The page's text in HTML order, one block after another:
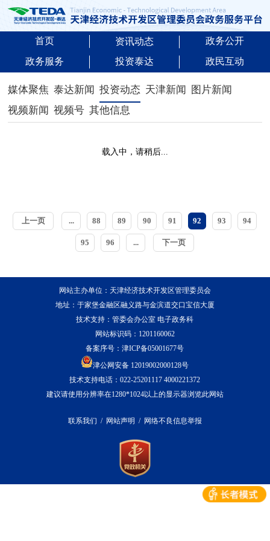
首页 资讯动态
政务公开
政务服务
投资泰达 政民互动
媒体聚焦 泰达新闻 投资动态 天津新闻
图片新闻
视频新闻
视频号 其他信息
载入中，请稍后...
上一页 ... 88 89 90 91 92 93 94
95 96 ... 下一页
网站主办单位：天津经济技术开发区管理委员会
地址：于家堡金融区融义路与金滨道交口宝信大厦
技术支持：管委会办公室 电子政务科
网站标识码：1201160062
备案序号：津ICP备05001677号
津公网安备 12019002000128号
技术支持电话：022-25201117 4000221372
建议请使用分辨率在1280*1024以上的显示器浏览此网站
联系我们 / 网站声明 / 网络不良信息举报